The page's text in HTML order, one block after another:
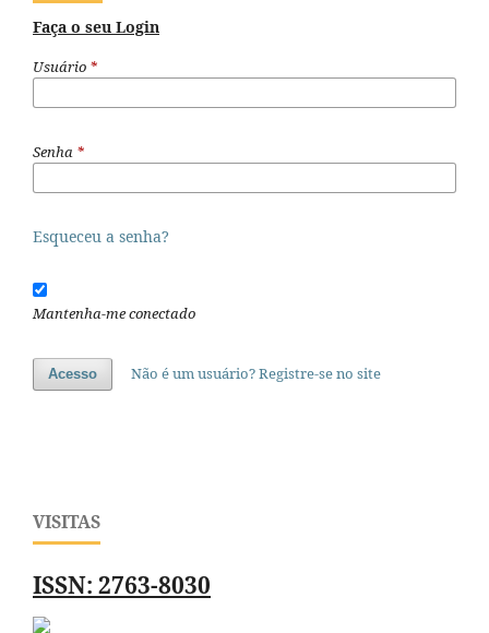
Faça o seu Login
Usuário *
Senha *
Esqueceu a senha?
Mantenha-me conectado
Acesso Não é um usuário? Registre-se no site
VISITAS
ISSN: 2763-8030